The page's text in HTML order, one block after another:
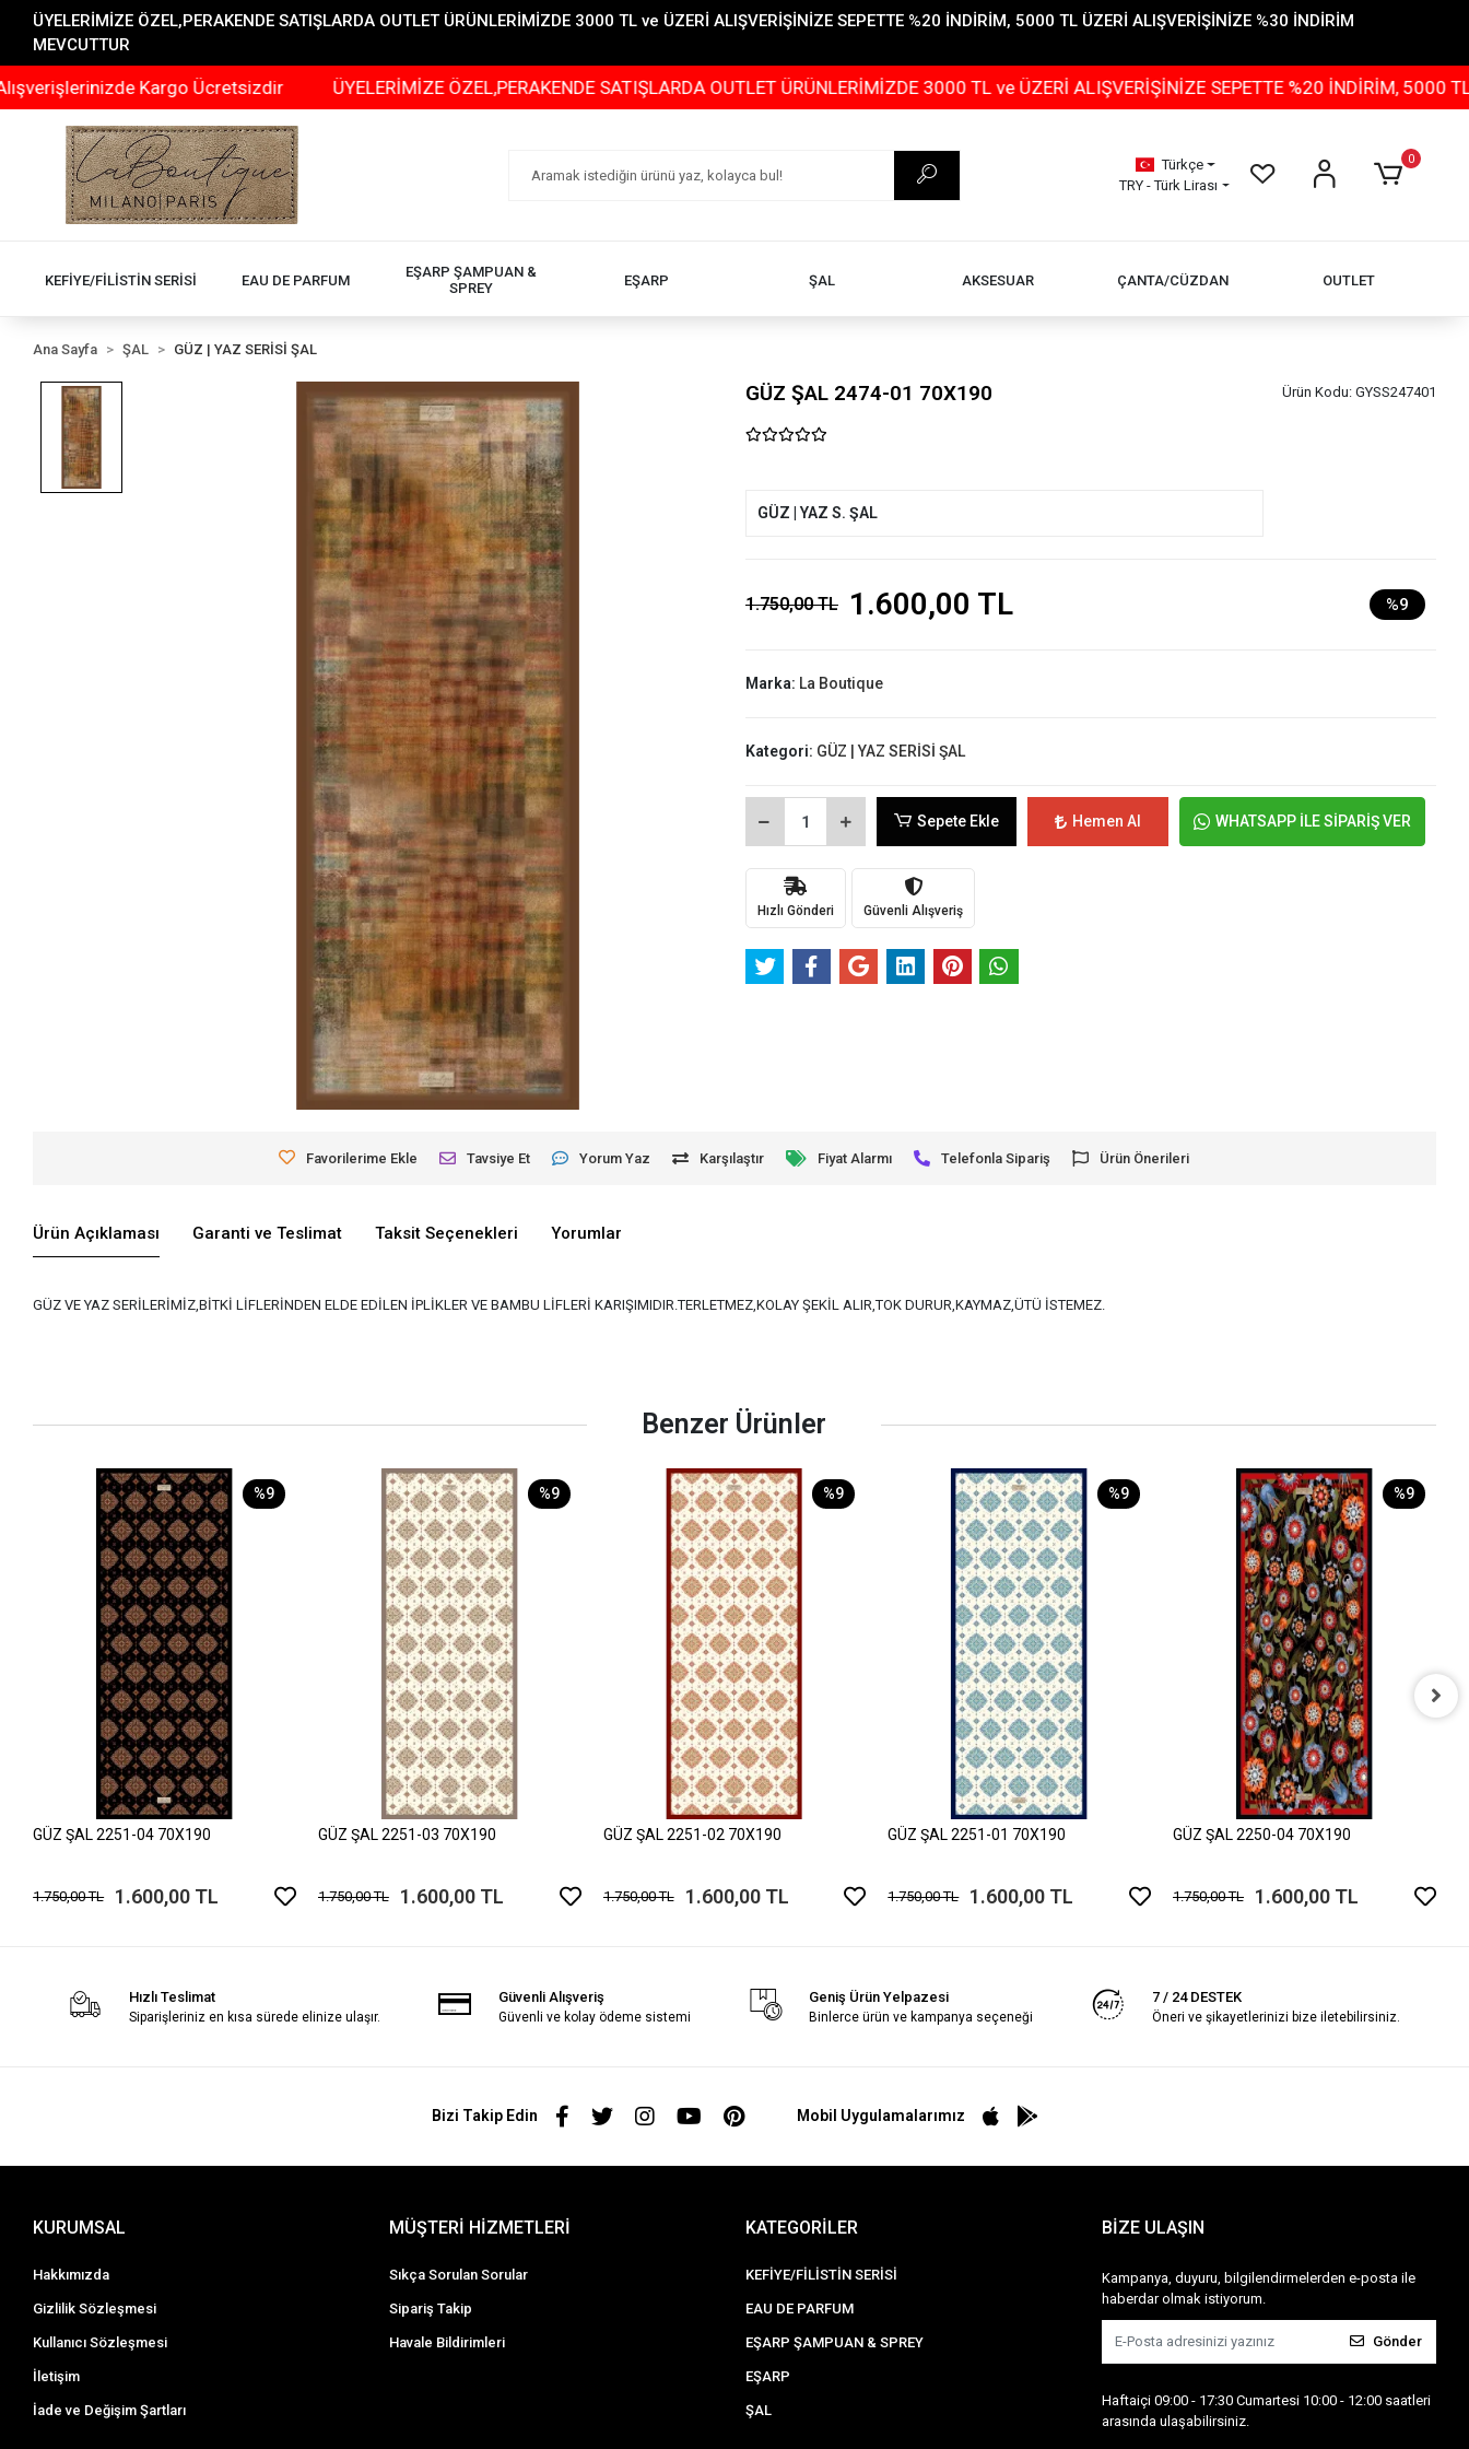
ÜYELERİMİZE ÖZEL,PERAKENDE SATIŞLARDA OUTLET ÜRÜNLERİMİZDE 3000 TL ve ÜZERİ ALIŞVERİŞİNİZE SEPETTE %20 İNDİRİM, 5000 TL ÜZERİ ALIŞVERİŞİNİZE %30 İNDİRİM
MEVCUTTUR
Kargo Ücretsizdir ÜYELERİMİZE ÖZEL,PERAKENDE SATIŞLARDA OUTLET ÜRÜNLERİMİZDE 3000 TL ve ÜZERİ ALIŞVERİŞİNİZE SEPETTE %20 İNDİRİM, 5000 TL
Türkçe
TRY - Türk Lirası
0
KEFİYE/FİLİSTİN SERİSİ EAU DE PARFUM
EŞARP ŞAMPUAN &
SPREY
EŞARP ŞAL AKSESUAR ÇANTA/CÜZDAN OUTLET
Ana Sayfa ŞAL GÜZ | YAZ SERİSİ ŞAL
GÜZ ŞAL 2474-01 70X190 Ürün Kodu: GYSS247401
GÜZ | YAZ S. ŞAL
1.750,00 TL 1.600,00 TL %9
Marka: La Boutique
Kategori: GÜZ | YAZ SERİSİ ŞAL
Sepete Ekle Hemen Al WHATSAPP İLE SİPARİŞ VER
Hızlı Gönderi Güvenli Alışveriş
Favorilerime Ekle Tavsiye Et Yorum Yaz Karşılaştır Fiyat Alarmı Telefonla Sipariş Ürün Önerileri
Ürün Açıklaması Garanti ve Teslimat Taksit Seçenekleri Yorumlar
GÜZ VE YAZ SERİLERİMİZ,BİTKİ LİFLERİNDEN ELDE EDİLEN İPLİKLER VE BAMBU LİFLERİ KARIŞIMIDIR.TERLETMEZ,KOLAY ŞEKİL ALIR,TOK DURUR,KAYMAZ,ÜTÜ İSTEMEZ.
Benzer Ürünler
%9
GÜZ ŞAL 2251-04 70X190
1.750,00 TL 1.600,00 TL
%9
GÜZ ŞAL 2251-03 70X190
1.750,00 TL 1.600,00 TL
%9
GÜZ ŞAL 2251-02 70X190
1.750,00 TL 1.600,00 TL
%9
GÜZ ŞAL 2251-01 70X190
1.750,00 TL 1.600,00 TL
%9
GÜZ ŞAL 2250-04 70X190
1.750,00 TL 1.600,00 TL
Hızlı Teslimat
Siparişleriniz en kısa sürede elinize ulaşır.
Güvenli Alışveriş
Güvenli ve kolay ödeme sistemi
Geniş Ürün Yelpazesi
Binlerce ürün ve kampanya seçeneği
7 / 24 DESTEK
Öneri ve şikayetlerinizi bize iletebilirsiniz.
Bizi Takip Edin Mobil Uygulamalarımız
KURUMSAL
Hakkımızda
Gizlilik Sözleşmesi
Kullanıcı Sözleşmesi
İletişim
İade ve Değişim Şartları
MÜŞTERİ HİZMETLERİ
Sıkça Sorulan Sorular
Sipariş Takip
Havale Bildirimleri
KATEGORİLER
KEFİYE/FİLİSTİN SERİSİ
EAU DE PARFUM
EŞARP ŞAMPUAN & SPREY
EŞARP
ŞAL
BİZE ULAŞIN
Kampanya, duyuru, bilgilendirmelerden e-posta ile
haberdar olmak istiyorum.
Gönder
Haftaiçi 09:00 - 17:30 Cumartesi 10:00 - 12:00 saatleri
arasında ulaşabilirsiniz.